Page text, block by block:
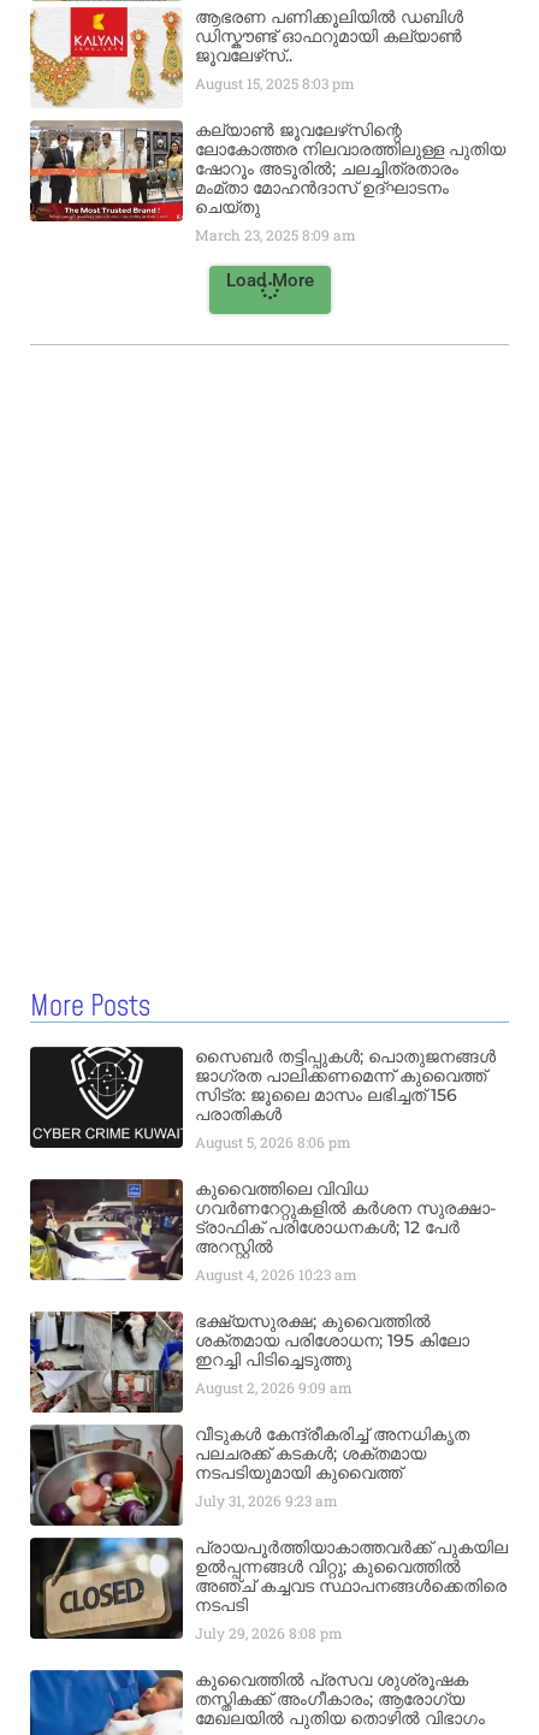
ആഭരണ പണിക്കൂലിയിൽ ഡബിൾ
ഡിസ്കൗണ്ട് ഓഫറുമായി കല്യാൺ
ജൂവലേഴ്‌സ്..
August 15, 20258:03 pm
കല്യാൺ ജൂവലേഴ്‌സിന്റെ
ലോകോത്തര നിലവാരത്തിലുള്ള പുതിയ
ഷോറൂം അടൂരിൽ; ചലച്ചിത്രതാരം
മംമ്താ മോഹൻദാസ് ഉദ്ഘാടനം
ചെയ്‌തു
March 23, 20258:09 am
Load More
More Posts
സൈബർ തട്ടിപ്പുകൾ; പൊതുജനങ്ങൾ
ജാഗ്രത പാലിക്കണമെന്ന് കുവൈത്ത്
സിട്ര: ജൂലൈ മാസം ലഭിച്ചത് 156
പരാതികൾ
August 5, 20268:06 pm
കുവൈത്തിലെ വിവിധ
ഗവർണറേറ്റുകളിൽ കർശന സുരക്ഷാ-
ട്രാഫിക് പരിശോധനകൾ; 12 പേർ
അറസ്റ്റിൽ
August 4, 2026 10:23 am
ഭക്ഷ്യസുരക്ഷ; കുവൈത്തിൽ
ശക്തമായ പരിശോധന; 195 കിലോ
ഇറച്ചി പിടിച്ചെടുത്തു
August 2, 20269:09 am
വീടുകൾ കേന്ദ്രീകരിച്ച് അനധികൃത
പലചരക്ക് കടകൾ; ശക്തമായ
നടപടിയുമായി കുവൈത്ത്
July 31, 20269:23 am
പ്രായപൂർത്തിയാകാത്തവർക്ക് പുകയില
ഉൽപ്പന്നങ്ങൾ വിറ്റു; കുവൈത്തിൽ
അഞ്ച് കച്ചവട സ്ഥാപനങ്ങൾക്കെതിരെ
നടപടി
July 29, 20268:08 pm
കുവൈത്തിൽ പ്രസവ ശുശ്രൂഷക
തസ്തികക്ക് അംഗീകാരം; ആരോഗ്യ
മേഖലയിൽ പുതിയ തൊഴിൽ വിഭാഗം